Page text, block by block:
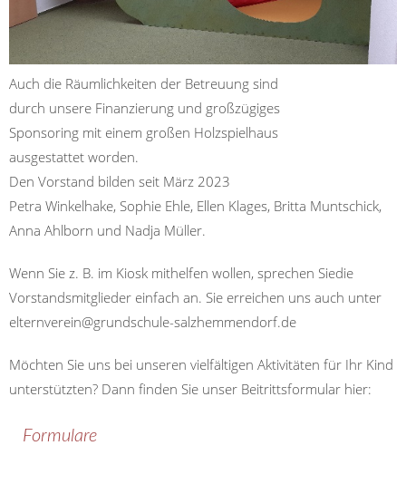
Auch die Räumlichkeiten der Betreuung sind
durch unsere Finanzierung und großzügiges
Sponsoring mit einem großen Holzspielhaus
ausgestattet worden.
Den Vorstand bilden seit März 2023
Petra Winkelhake, Sophie Ehle, Ellen Klages, Britta Muntschick,
Anna Ahlborn und Nadja Müller.
Wenn Sie z. B. im Kiosk mithelfen wollen, sprechen Siedie
Vorstandsmitglieder einfach an. Sie erreichen uns auch unter
elternverein@grundschule-salzhemmendorf.de
Möchten Sie uns bei unseren vielfältigen Aktivitäten für Ihr Kind
unterstützten? Dann finden Sie unser Beitrittsformular hier:
Formulare